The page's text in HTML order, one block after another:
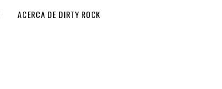
ACERCA DE DIRTY ROCK